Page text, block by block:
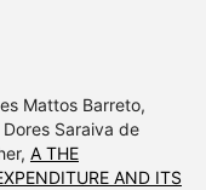
Mattos Barreto,
Saraiva de
A THE
AND ITS